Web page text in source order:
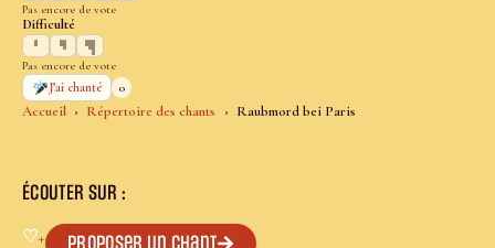
Accueil Répertoire des chants Raubmord bei Paris
Pas encore de vote
Difficulté
Pas encore de vote
J’ai chanté
0
ÉCOUTER SUR :
♡+